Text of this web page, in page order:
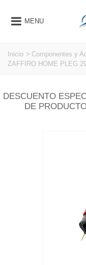
MENU
Inicio > Componentes y
ZAFFIRO HOME PLEG
DESCUENTO
DE